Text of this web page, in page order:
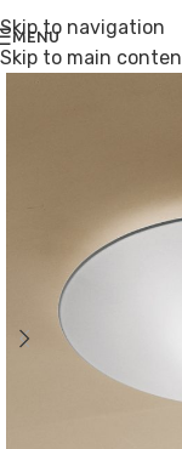
Skip to navigation
Skip to main
MENU